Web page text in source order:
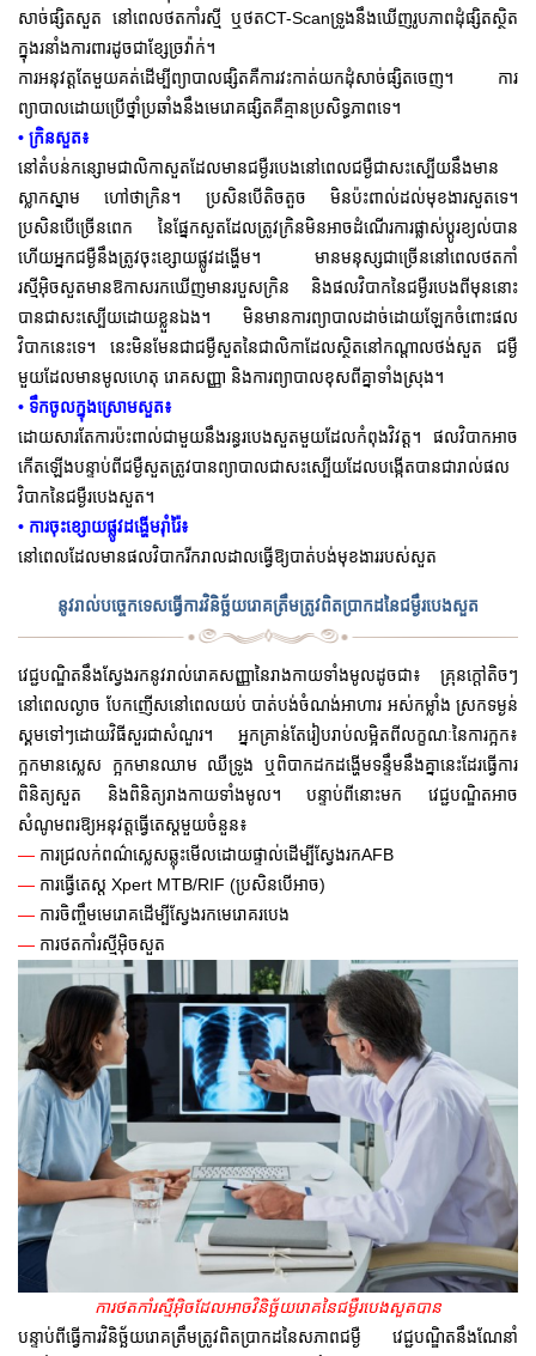
សាច់ផ្សិតសួត នៅពេលថតកាំរស្មី ឬថតCT-Scanទ្រូងនឹងឃើញរូបភាពដុំផ្សិតស្ថិត
ក្នុងរនាំងការពារដូចជាខ្សែច្រវ៉ាក់។
ការអនុវត្តតែមួយគត់ដើម្បីព្យាបាលផ្សិតគឺការវះកាត់យកដុំសាច់ផ្សិតចេញ។ ការ
ព្យាបាលដោយប្រើថ្នាំប្រឆាំងនឹងមេរោគផ្សិតគឺគ្មានប្រសិទ្ធភាពទេ។
• ក្រិនសួត៖
នៅតំបន់កន្សោមជាលិកាសួតដែលមានជម្ងឺរបេងនៅពេលជម្ងឺជាសះស្បើយនឹងមាន
ស្លាកស្នាម ហៅថាក្រិន។ ប្រសិនបើតិចតួច មិនប៉ះពាល់ដល់មុខងារសួតទេ។
ប្រសិនបើច្រើនពេក នៃផ្នែកសួតដែលត្រូវក្រិនមិនអាចដំណើរការផ្លាស់ប្តូរខ្យល់បាន
ហើយអ្នកជម្ងឺនឹងត្រូវចុះខ្សោយផ្លូវដង្ហើម។ មានមនុស្សជាច្រើននៅពេលថតកាំ
រស្មីអ៊ិចសួតមានឱកាសរកឃើញមានរបួសក្រិន និងផលវិបាកនៃជម្ងឺរបេងពីមុននោះ
បានជាសះស្បើយដោយខ្លួនឯង។ មិនមានការព្យាបាលដាច់ដោយឡែកចំពោះផល
វិបាកនេះទេ។ នេះមិនមែនជាជម្ងឺសួតនៃជាលិកាដែលស្ថិតនៅកណ្តាលថង់សួត ជម្ងឺ
មួយដែលមានមូលហេតុ រោគសញ្ញា និងការព្យាបាលខុសពីគ្នាទាំងស្រុង។
• ទឹកចូលក្នុងស្រោមសួត៖
ដោយសារតែការប៉ះពាល់ជាមួយនឹងរន្ធរបេងសួតមួយដែលកំពុងវិវត្ត។ ផលវិបាកអាច
កើតឡើងបន្ទាប់ពីជម្ងឺសួតត្រូវបានព្យាបាលជាសះស្បើយដែលបង្កើតបានជារាល់ផល
វិបាកនៃជម្ងឺរបេងសួត។
• ការចុះខ្សោយផ្លូវដង្ហើមរុាំរ៉ៃ៖
នៅពេលដែលមានផលវិបាករីករាលដាលធ្វើឱ្យបាត់បង់មុខងាររបស់សួត
នូវរាល់បច្ចេកទេសធ្វើការវិនិច្ឆ័យរោគត្រឹមត្រូវពិតប្រាកដនៃជម្ងឹរបេងសួត
វេជ្ជបណ្ឌិតនឹងស្វែងរកនូវរាល់រោគសញ្ញានៃរាងកាយទាំងមូលដូចជា៖ គ្រុនក្តៅតិចៗ
នៅពេលល្ងាច បែកញើសនៅពេលយប់ បាត់បង់ចំណង់អាហារ អស់កម្លាំង ស្រកទម្ងន់
ស្គមទៅៗដោយវិធីសួរជាសំណួរ។ អ្នកគ្រាន់តែរៀបរាប់លម្អិតពីលក្ខណៈនៃការក្អក៖
ក្អកមានស្លេស​ ក្អកមានឈាម ឈឺទ្រូង ឬពិបាកដកដង្ហើមទន្ទឹមនឹងគ្នានេះដែរធ្វើការ
ពិនិត្យសួត និងពិនិត្យរាងកាយទាំងមូល។ បន្ទាប់ពីនោះមក វេជ្ជបណ្ឌិតអាច
សំណូមពរឱ្យអនុវត្តធ្វើតេស្តមួយចំនួន៖
— ការជ្រលក់ពណ៌ស្លេសឆ្លុះមើលដោយផ្ទាល់ដើម្បីស្វែងរកAFB
— ការធ្វើតេស្ត Xpert MTB/RIF (ប្រសិនបើអាច)
— ការចិញ្ចឹមមេរោគដើម្បីស្វែងរកមេរោគរបេង
— ការថតកាំរស្មីអ៊ិចសួត
ការថតកាំរស្មីអ៊ិចដែលអាចវិនិច្ឆ័យរោគនៃជម្ងឺរបេងសួតបាន
បន្ទាប់ពីធ្វើការវិនិច្ឆ័យរោគត្រឹមត្រូវពិតប្រាកដនៃសភាពជម្ងឺ វេជ្ជបណ្ឌិតនឹងណែនាំ